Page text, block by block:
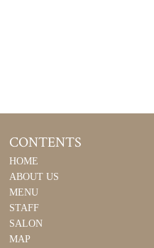
CONTENTS
HOME
ABOUT US
MENU
STAFF
SALON
MAP